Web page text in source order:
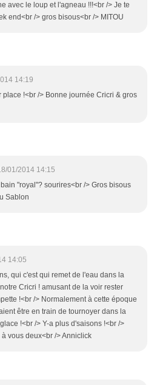
avec le loup et l'agneau !!!<br /> Je te
end<br /> gros bisous<br /> MITOU
14:19
place !<br /> Bonne journée Cricri & gros
01/2014 14:15
"royal"? sourires<br /> Gros bisous
Sablon
14:05
qui c'est qui remet de l'eau dans la
Cricri ! amusant de la voir rester
!<br /> Normalement à cette époque
être en train de tournoyer dans la
!<br /> Y-a plus d'saisons !<br />
vous deux<br /> Anniclick